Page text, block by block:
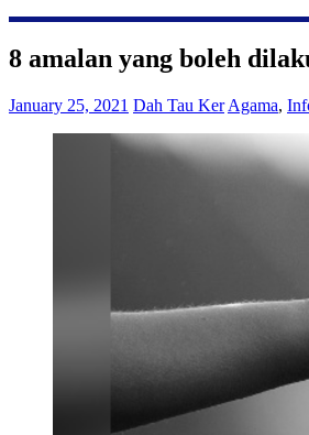
8 amalan yang boleh
January 25, 2021 Dah Tau Ker Agama,